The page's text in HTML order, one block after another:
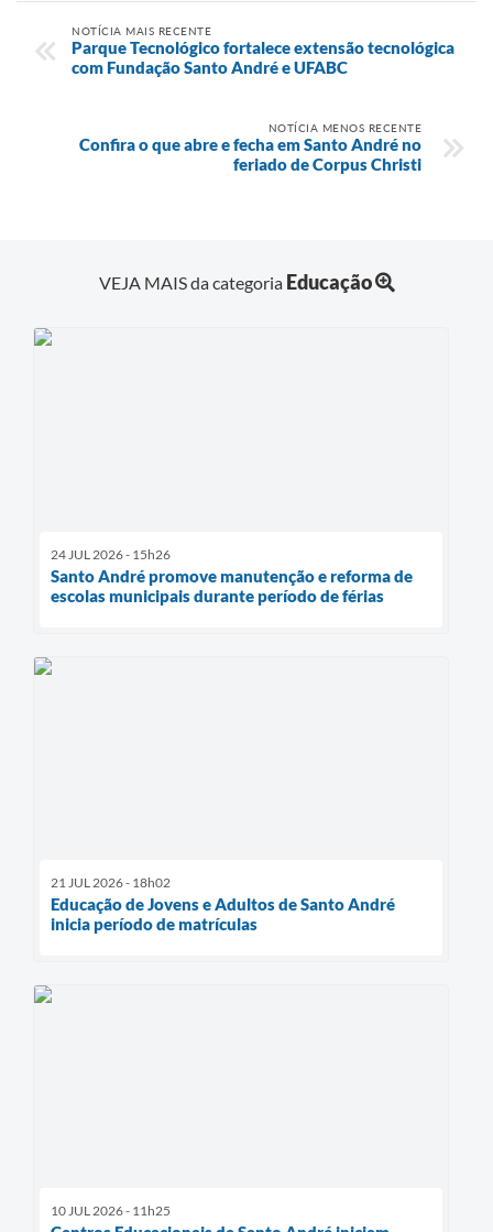
NOTÍCIA MAIS RECENTE
Parque Tecnológico fortalece extensão tecnológica
com Fundação Santo André e UFABC
NOTÍCIA MENOS RECENTE
Confira o que abre e fecha em Santo André no
feriado de Corpus Christi
VEJA MAIS da categoria Educação
24 JUL 2026 - 15h26
Santo André promove manutenção e reforma de
escolas municipais durante período de férias
21 JUL 2026 - 18h02
Educação de Jovens e Adultos de Santo André
inicia período de matrículas
10 JUL 2026 - 11h25